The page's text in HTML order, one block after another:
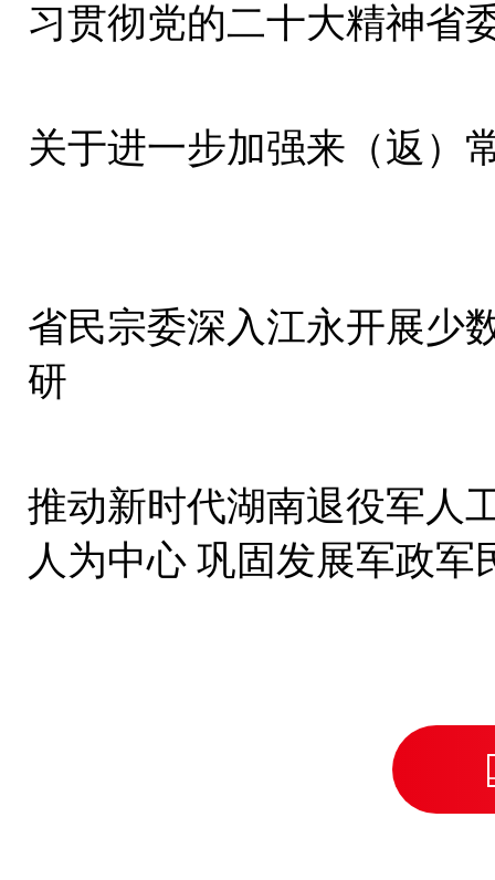
习贯彻党的二十大精神省
关于进一步加强来（返）
省民宗委深入江永开展少
研
推动新时代湖南退役军人
人为中心 巩固发展军政军